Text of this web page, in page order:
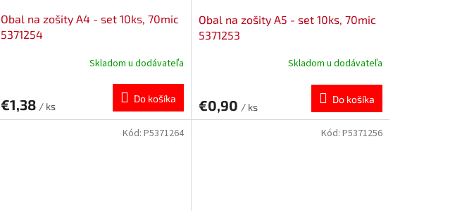
Obal na zošity A4 - set 10ks, 70mic
5371254
Skladom u dodávateľa
€1,38 / ks
Do košíka
Obal na zošity A5 - set 10ks, 70mic
5371253
Skladom u dodávateľa
€0,90 / ks
Do košíka
Kód: P5371264 Kód: P5371256